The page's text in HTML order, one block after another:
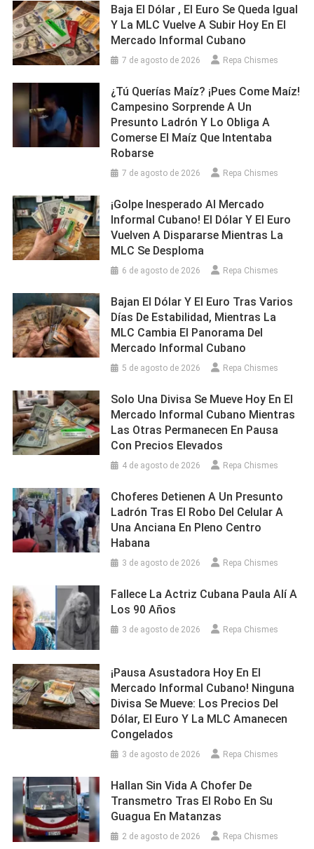
Baja El Dólar , El Euro Se Queda Igual
Y La MLC Vuelve A Subir Hoy En El
Mercado Informal Cubano
7 de agosto de 2026 Repa Chismes
¿Tú Querías Maíz? ¡Pues Come Maíz!
Campesino Sorprende A Un
Presunto Ladrón Y Lo Obliga A
Comerse El Maíz Que Intentaba
Robarse
7 de agosto de 2026 Repa Chismes
¡Golpe Inesperado Al Mercado
Informal Cubano! El Dólar Y El Euro
Vuelven A Dispararse Mientras La
MLC Se Desploma
6 de agosto de 2026 Repa Chismes
Bajan El Dólar Y El Euro Tras Varios
Días De Estabilidad, Mientras La
MLC Cambia El Panorama Del
Mercado Informal Cubano
5 de agosto de 2026 Repa Chismes
Solo Una Divisa Se Mueve Hoy En El
Mercado Informal Cubano Mientras
Las Otras Permanecen En Pausa
Con Precios Elevados
4 de agosto de 2026 Repa Chismes
Choferes Detienen A Un Presunto
Ladrón Tras El Robo Del Celular A
Una Anciana En Pleno Centro
Habana
3 de agosto de 2026 Repa Chismes
Fallece La Actriz Cubana Paula Alí A
Los 90 Años
3 de agosto de 2026 Repa Chismes
¡Pausa Asustadora Hoy En El
Mercado Informal Cubano! Ninguna
Divisa Se Mueve: Los Precios Del
Dólar, El Euro Y La MLC Amanecen
Congelados
3 de agosto de 2026 Repa Chismes
Hallan Sin Vida A Chofer De
Transmetro Tras El Robo En Su
Guagua En Matanzas
2 de agosto de 2026 Repa Chismes